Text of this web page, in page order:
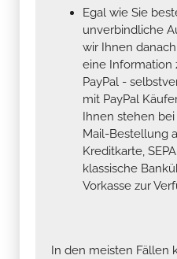
Egal wie Sie
unverbindliche
wir Ihnen
eine Information
PayPal -
mit PayPal
Ihnen stehen
Mail-Bestellung
Kreditkarte,
klassische
Vorkasse zur
In den meisten Fällen